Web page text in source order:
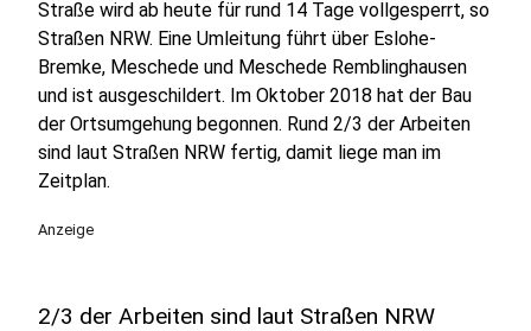
Straße wird ab heute für rund 14 Tage vollgesperrt, so
Straßen NRW. Eine Umleitung führt über Eslohe-
Bremke, Meschede und Meschede Remblinghausen
und ist ausgeschildert. Im Oktober 2018 hat der Bau
der Ortsumgehung begonnen. Rund 2/3 der Arbeiten
sind laut Straßen NRW fertig, damit liege man im
Zeitplan.
Anzeige
2/3 der Arbeiten sind laut Straßen NRW